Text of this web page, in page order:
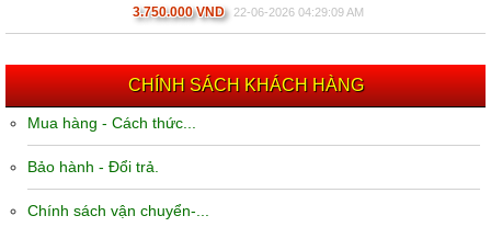
3.750.000 VND 22-06-2026 04:29:09 AM
CHÍNH SÁCH KHÁCH HÀNG
Mua hàng - Cách thức...
Bảo hành - Đổi trả.
Chính sách vận chuyển-...